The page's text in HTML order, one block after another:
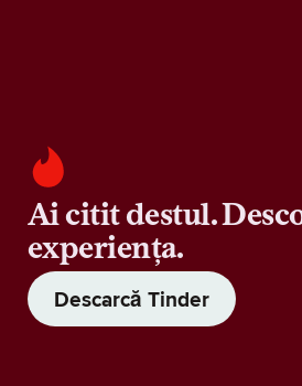
Ai citit destul.
experiența.
Descarcă Tinder